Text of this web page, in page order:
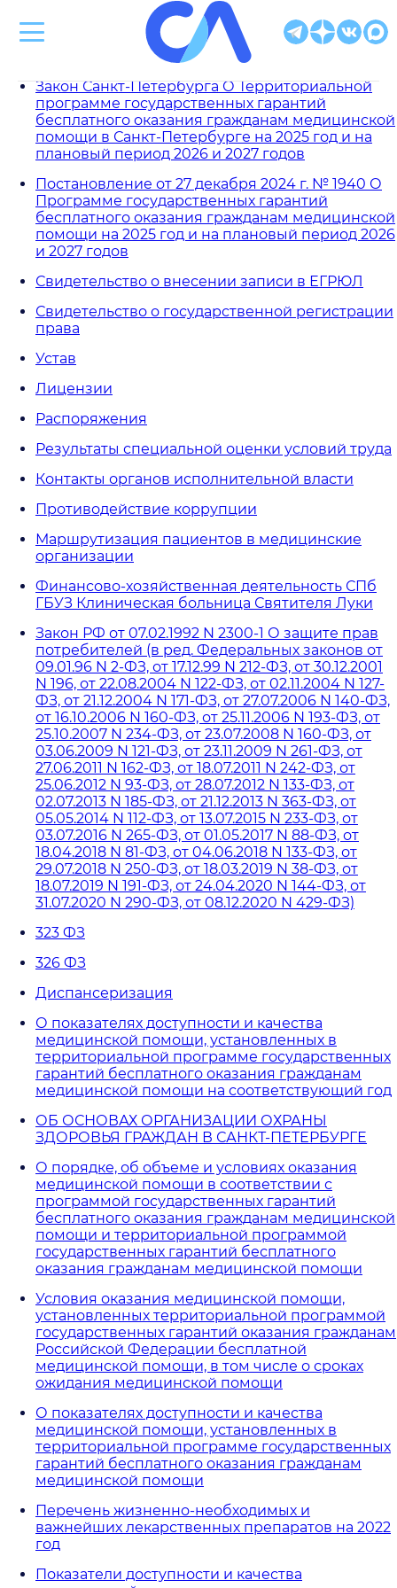
Закон Санкт-Петербурга О Территориальной
программе государственных гарантий
бесплатного оказания гражданам медицинской
помощи в Санкт-Петербурге на 2025 год и на
плановый период 2026 и 2027 годов
Постановление от 27 декабря 2024 г. № 1940 О
Программе государственных гарантий
бесплатного оказания гражданам медицинской
помощи на 2025 год и на плановый период 2026
и 2027 годов
Свидетельство о внесении записи в ЕГРЮЛ
Свидетельство о государственной регистрации
права
Устав
Лицензии
Распоряжения
Результаты специальной оценки условий труда
Контакты органов исполнительной власти
Противодействие коррупции
Маршрутизация пациентов в медицинские
организации
Финансово-хозяйственная деятельность СПб
ГБУЗ Клиническая больница Святителя Луки
Закон РФ от 07.02.1992 N 2300-1 О защите прав
потребителей (в ред. Федеральных законов от
09.01.96 N 2-ФЗ, от 17.12.99 N 212-ФЗ, от 30.12.2001
N 196, от 22.08.2004 N 122-ФЗ, от 02.11.2004 N 127-
ФЗ, от 21.12.2004 N 171-ФЗ, от 27.07.2006 N 140-ФЗ,
от 16.10.2006 N 160-ФЗ, от 25.11.2006 N 193-ФЗ, от
25.10.2007 N 234-ФЗ, от 23.07.2008 N 160-ФЗ, от
03.06.2009 N 121-ФЗ, от 23.11.2009 N 261-ФЗ, от
27.06.2011 N 162-ФЗ, от 18.07.2011 N 242-ФЗ, от
25.06.2012 N 93-ФЗ, от 28.07.2012 N 133-ФЗ, от
02.07.2013 N 185-ФЗ, от 21.12.2013 N 363-ФЗ, от
05.05.2014 N 112-ФЗ, от 13.07.2015 N 233-ФЗ, от
03.07.2016 N 265-ФЗ, от 01.05.2017 N 88-ФЗ, от
18.04.2018 N 81-ФЗ, от 04.06.2018 N 133-ФЗ, от
29.07.2018 N 250-ФЗ, от 18.03.2019 N 38-ФЗ, от
18.07.2019 N 191-ФЗ, от 24.04.2020 N 144-ФЗ, от
31.07.2020 N 290-ФЗ, от 08.12.2020 N 429-ФЗ)
323 ФЗ
326 ФЗ
Диспансеризация
О показателях доступности и качества
медицинской помощи, установленных в
территориальной программе государственных
гарантий бесплатного оказания гражданам
медицинской помощи на соответствующий год
ОБ ОСНОВАХ ОРГАНИЗАЦИИ ОХРАНЫ
ЗДОРОВЬЯ ГРАЖДАН В САНКТ-ПЕТЕРБУРГЕ
О порядке, об объеме и условиях оказания
медицинской помощи в соответствии с
программой государственных гарантий
бесплатного оказания гражданам медицинской
помощи и территориальной программой
государственных гарантий бесплатного
оказания гражданам медицинской помощи
Условия оказания медицинской помощи,
установленных территориальной программой
государственных гарантий оказания гражданам
Российской Федерации бесплатной
медицинской помощи, в том числе о сроках
ожидания медицинской помощи
О показателях доступности и качества
медицинской помощи, установленных в
территориальной программе государственных
гарантий бесплатного оказания гражданам
медицинской помощи
Перечень жизненно-необходимых и
важнейших лекарственных препаратов на 2022
год
Показатели доступности и качества